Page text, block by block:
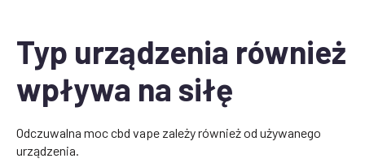
Typ urządzenia również
wpływa na siłę
Odczuwalna moc cbd vape zależy również od używanego
urządzenia.